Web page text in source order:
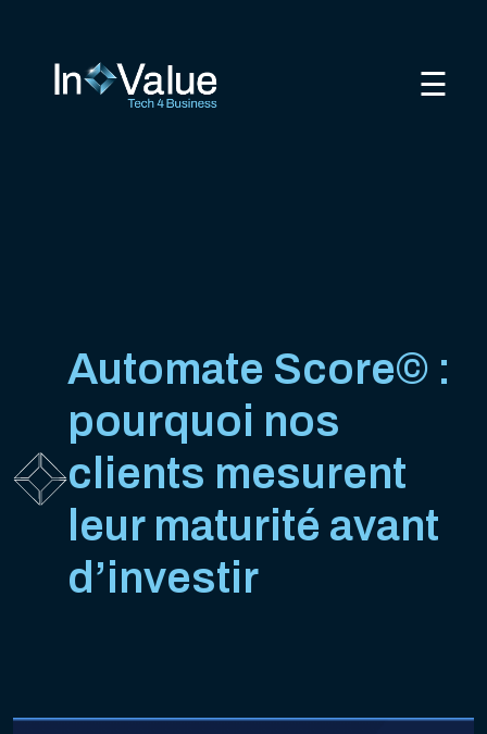
☰
Automate Score© :
pourquoi nos
clients mesurent
leur maturité avant
d’investir